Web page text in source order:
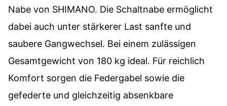
Nabe von SHIMANO. Die Schaltnabe ermöglicht
dabei auch unter stärkerer Last sanfte und
saubere Gangwechsel. Bei einem zulässigen
Gesamtgewicht von 180 kg ideal. Für reichlich
Komfort sorgen die Federgabel sowie die
gefederte und gleichzeitig absenkbare